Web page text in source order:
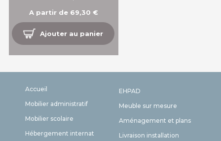
A partir de 69,30 €
Ajouter au panier
Accueil
Mobilier administratif
Mobilier scolaire
Hébergement internat
EHPAD
Meuble sur mesure
Aménagement et plans
Livraison installation